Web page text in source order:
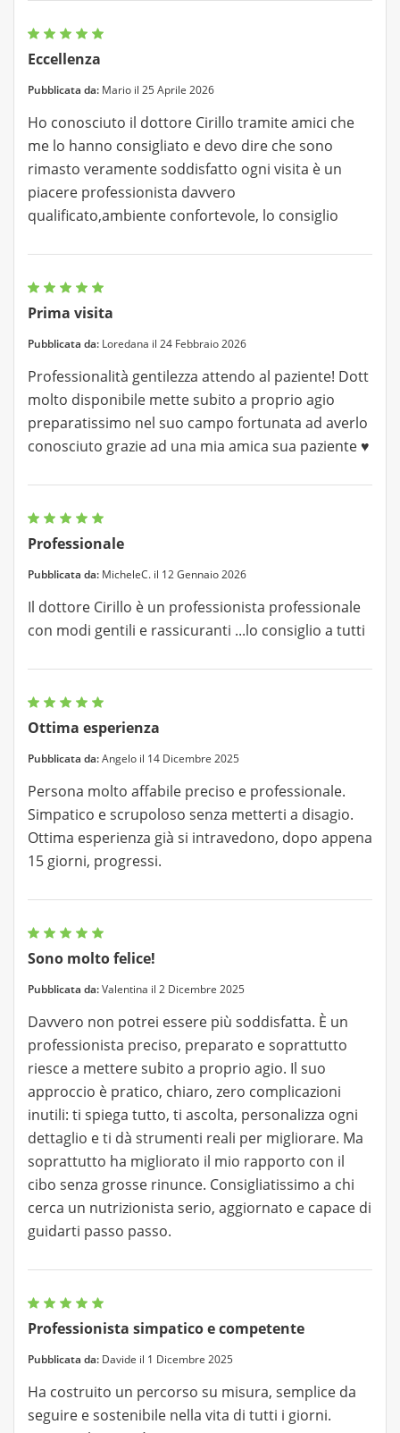
Eccellenza
Pubblicata da: Mario il 25 Aprile 2026
Ho conosciuto il dottore Cirillo tramite amici che
me lo hanno consigliato e devo dire che sono
rimasto veramente soddisfatto ogni visita è un
piacere professionista davvero
qualificato,ambiente confortevole, lo consiglio
Prima visita
Pubblicata da: Loredana il 24 Febbraio 2026
Professionalità gentilezza attendo al paziente! Dott
molto disponibile mette subito a proprio agio
preparatissimo nel suo campo fortunata ad averlo
conosciuto grazie ad una mia amica sua paziente ♥️
Professionale
Pubblicata da: MicheleC. il 12 Gennaio 2026
Il dottore Cirillo è un professionista professionale
con modi gentili e rassicuranti ...lo consiglio a tutti
Ottima esperienza
Pubblicata da:Angelo il 14 Dicembre 2025
Persona molto affabile preciso e professionale.
Simpatico e scrupoloso senza metterti a disagio.
Ottima esperienza già si intravedono, dopo appena
15 giorni, progressi.
Sono molto felice!
Pubblicata da:Valentina il 2 Dicembre 2025
Davvero non potrei essere più soddisfatta. È un
professionista preciso, preparato e soprattutto
riesce a mettere subito a proprio agio. Il suo
approccio è pratico, chiaro, zero complicazioni
inutili: ti spiega tutto, ti ascolta, personalizza ogni
dettaglio e ti dà strumenti reali per migliorare. Ma
soprattutto ha migliorato il mio rapporto con il
cibo senza grosse rinunce. Consigliatissimo a chi
cerca un nutrizionista serio, aggiornato e capace di
guidarti passo passo.
Professionista simpatico e competente
Pubblicata da: Davide il 1 Dicembre 2025
Ha costruito un percorso su misura, semplice da
seguire e sostenibile nella vita di tutti i giorni.